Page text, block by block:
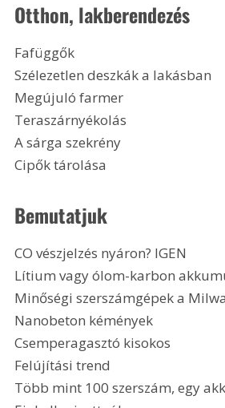
Otthon, lakberendezés
Fafüggők
Szélezetlen deszkák a lakásban
Megújuló farmer
Teraszárnyékolás
A sárga szekrény
Cipők tárolása
Bemutatjuk
CO vészjelzés nyáron? IGEN
Lítium vagy ólom-karbon
Minőségi szerszámgépek a
Nanobeton kémények
Csemperagasztó kisokos
Felújítási trend
Több mint 100 szerszám, egy